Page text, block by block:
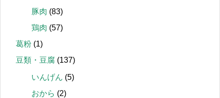
豚肉 (83)
鶏肉 (57)
葛粉 (1)
豆類・豆腐 (137)
いんげん (5)
おから (2)